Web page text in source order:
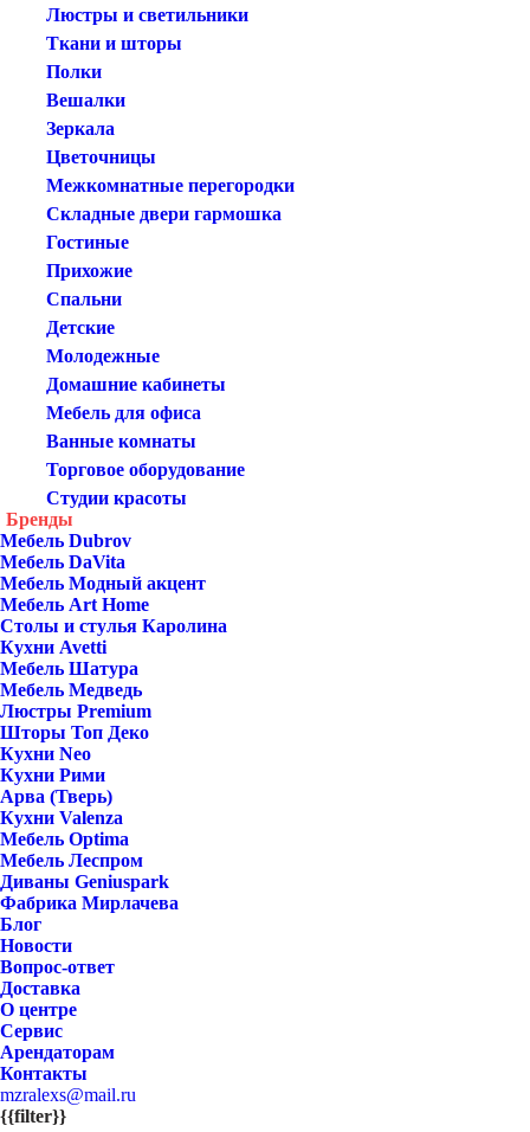
Люстры и светильники
Ткани и шторы
Полки
Вешалки
Зеркала
Цветочницы
Межкомнатные перегородки
Складные двери гармошка
Гостиные
Прихожие
Спальни
Детские
Молодежные
Домашние кабинеты
Мебель для офиса
Ванные комнаты
Торговое оборудование
Студии красоты
Бренды
Мебель Dubrov
Мебель DaVita
Мебель Модный акцент
Мебель Art Home
Столы и стулья Каролина
Кухни Avetti
Мебель Шатура
Мебель Медведь
Люстры Premium
Шторы Топ Деко
Кухни Neo
Кухни Рими
Арва (Тверь)
Кухни Valenza
Мебель Optima
Мебель Леспром
Диваны Geniuspark
Фабрика Мирлачева
Блог
Новости
Вопрос-ответ
Доставка
О центре
Сервис
Арендаторам
Контакты
mzralexs@mail.ru
{{filter}}